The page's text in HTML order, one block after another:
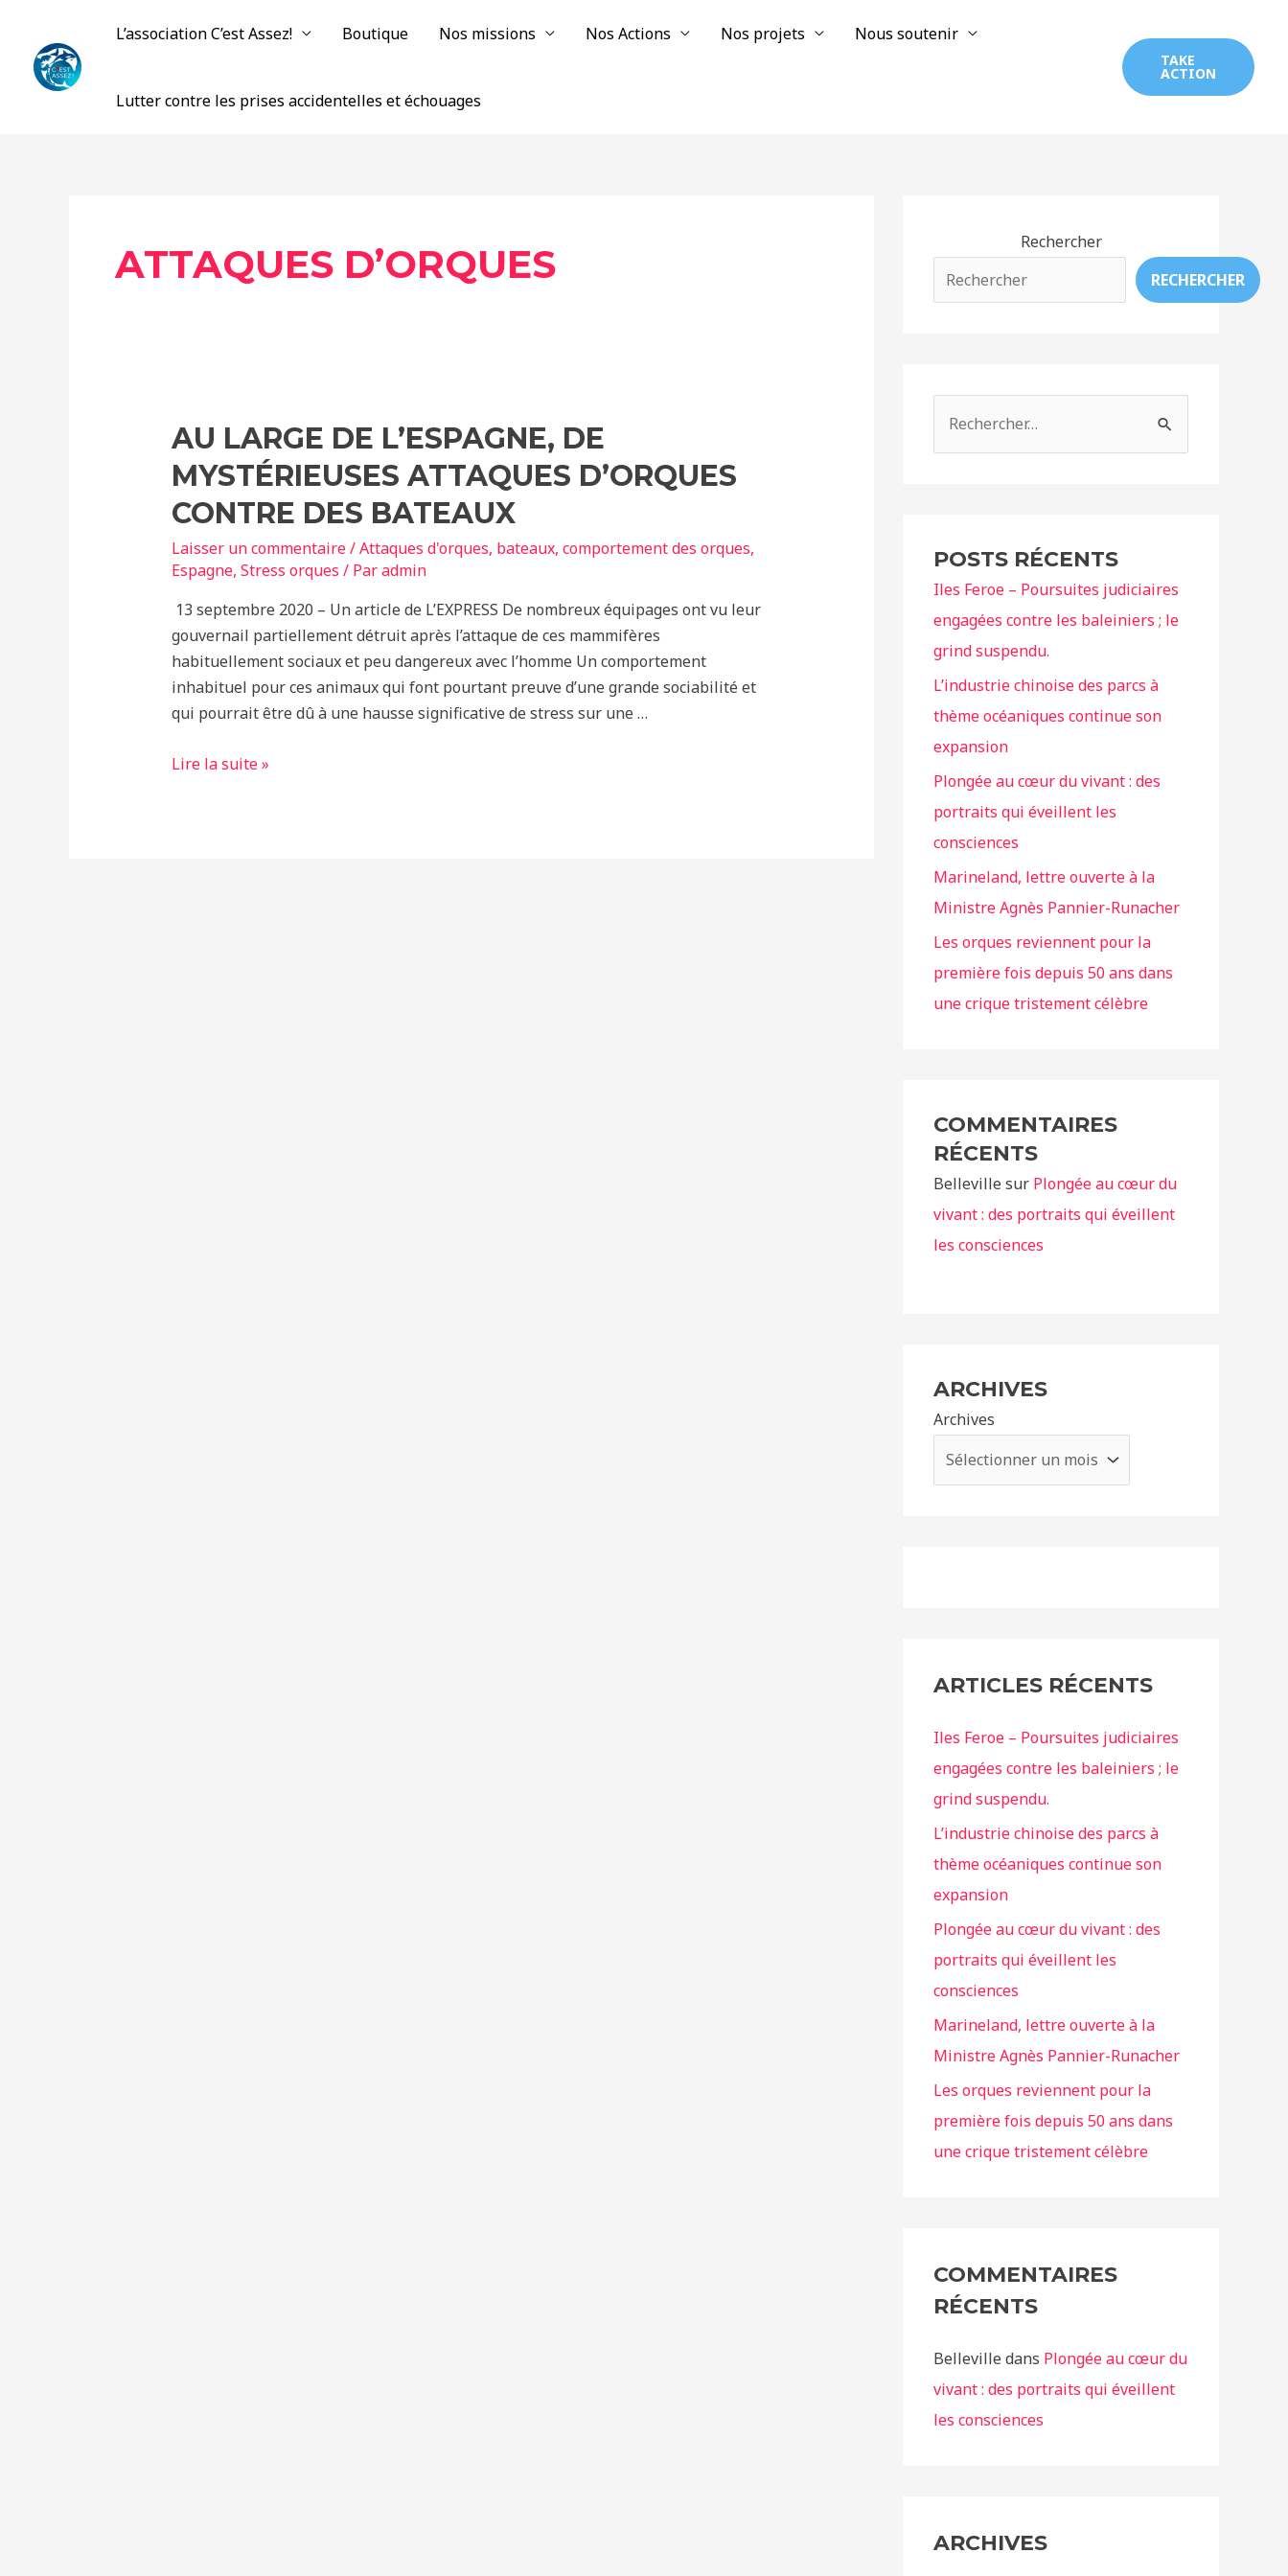
contenu
L’association C’est Assez! Boutique Nos missions Nos Actions Nos projets Nous soutenir
Lutter contre les prises accidentelles et échouages
TAKE
ACTION
ATTAQUES D’ORQUES
AU LARGE DE L’ESPAGNE, DE
MYSTÉRIEUSES ATTAQUES D’ORQUES
CONTRE DES BATEAUX
Laisser un commentaire/Attaques d'orques, bateaux, comportement des orques,
Espagne, Stress orques / Paradmin
13 septembre 2020 – Un article de L’EXPRESS De nombreux équipages ont vu leur
gouvernail partiellement détruit après l’attaque de ces mammifères
habituellement sociaux et peu dangereux avec l’homme Un comportement
inhabituel pour ces animaux qui font pourtant preuve d’une grande sociabilité et
qui pourrait être dû à une hausse significative de stress sur une …
Au
Lire la suite »
Rechercher
RECHERCHER
r
c
h
e
r
:
POSTS RÉCENTS
Iles Feroe – Poursuites judiciaires
engagées contre les baleiniers ; le
grind suspendu.
L’industrie chinoise des parcs à
thème océaniques continue son
expansion
Plongée au cœur du vivant : des
portraits qui éveillent les
consciences
Marineland, lettre ouverte à la
Ministre Agnès Pannier-Runacher
Les orques reviennent pour la
première fois depuis 50 ans dans
une crique tristement célèbre
COMMENTAIRES
RÉCENTS
Belleville sur Plongée au cœur du
vivant : des portraits qui éveillent
les consciences
ARCHIVES
Archives
ARTICLES RÉCENTS
Iles Feroe – Poursuites judiciaires
engagées contre les baleiniers ; le
grind suspendu.
L’industrie chinoise des parcs à
thème océaniques continue son
expansion
Plongée au cœur du vivant : des
portraits qui éveillent les
consciences
Marineland, lettre ouverte à la
Ministre Agnès Pannier-Runacher
Les orques reviennent pour la
première fois depuis 50 ans dans
une crique tristement célèbre
COMMENTAIRES
RÉCENTS
Belleville dans Plongée au cœur du
vivant : des portraits qui éveillent
les consciences
ARCHIVES